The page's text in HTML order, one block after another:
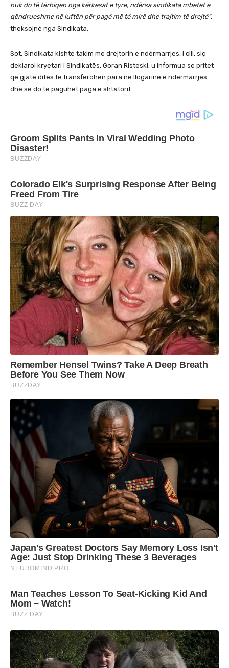
nuk do të tërhiqen nga kërkesat e tyre, ndërsa sindikata mbetet e
qëndrueshme në luftën për pagë më të mirë dhe trajtim të drejtë”,
theksojnë nga Sindikata.
Sot, Sindikata kishte takim me drejtorin e ndërmarrjes, i cili, siç
deklaroi kryetari i Sindikatës, Goran Risteski, u informua se pritet
që gjatë ditës të transferohen para në llogarinë e ndërmarrjes
dhe se do të paguhet paga e shtatorit.